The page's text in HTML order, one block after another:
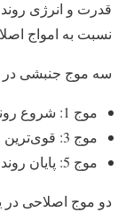
قدرت و انرژی
نسبت به امواج
سه موج جنبشی در
موج 1: شروع روند صعودی
موج 3: قوی‌ترین موج در روند صعودی
موج 5: پایان روند صعودی
دو موج اصلاحی در